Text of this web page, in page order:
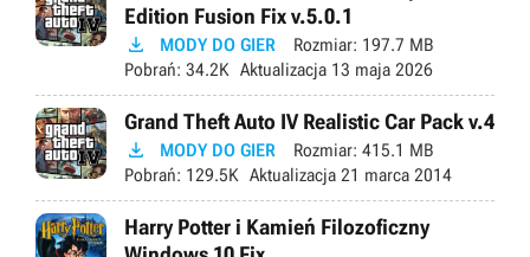
Edition Fusion Fix v.5.0.1
 MODY DO GIER Rozmiar: 197.7 MB
Pobrań: 34.2K Aktualizacja 13 maja 2026
Grand Theft Auto IV Realistic Car Pack v.4
 MODY DO GIER Rozmiar: 415.1 MB
Pobrań: 129.5K Aktualizacja 21 marca 2014
Harry Potter i Kamień Filozoficzny